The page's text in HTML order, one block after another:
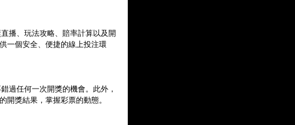
播、玩法攻略、賠率計算以及開
一個安全、便捷的線上投注環
過任何一次開獎的機會。此外，
開獎結果，掌握彩票的動態。